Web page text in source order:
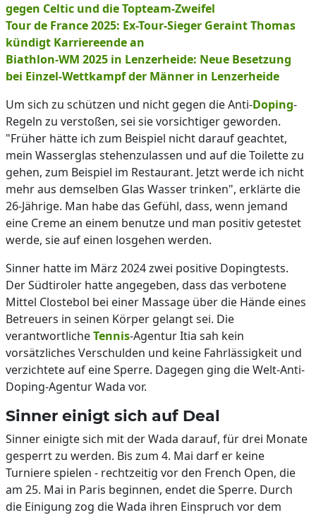
gegen Celtic und die Topteam-Zweifel
Tour de France 2025: Ex-Tour-Sieger Geraint Thomas
kündigt Karriereende an
Biathlon-WM 2025 in Lenzerheide: Neue Besetzung
bei Einzel-Wettkampf der Männer in Lenzerheide
Um sich zu schützen und nicht gegen die Anti-Doping-
Regeln zu verstoßen, sei sie vorsichtiger geworden.
"Früher hätte ich zum Beispiel nicht darauf geachtet,
mein Wasserglas stehenzulassen und auf die Toilette zu
gehen, zum Beispiel im Restaurant. Jetzt werde ich nicht
mehr aus demselben Glas Wasser trinken", erklärte die
26-Jährige. Man habe das Gefühl, dass, wenn jemand
eine Creme an einem benutze und man positiv getestet
werde, sie auf einen losgehen werden.
Sinner hatte im März 2024 zwei positive Dopingtests.
Der Südtiroler hatte angegeben, dass das verbotene
Mittel Clostebol bei einer Massage über die Hände eines
Betreuers in seinen Körper gelangt sei. Die
verantwortlicheTennis-Agentur Itia sah kein
vorsätzliches Verschulden und keine Fahrlässigkeit und
verzichtete auf eine Sperre. Dagegen ging die Welt-Anti-
Doping-Agentur Wada vor.
Sinner einigt sich auf Deal
Sinner einigte sich mit der Wada darauf, für drei Monate
gesperrt zu werden. Bis zum 4. Mai darf er keine
Turniere spielen - rechtzeitig vor den French Open, die
am 25. Mai in Paris beginnen, endet die Sperre. Durch
die Einigung zog die Wada ihren Einspruch vor dem